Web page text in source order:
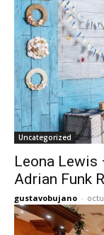
Uncategorized
Leona Lewis
Adrian Funk
gustavobujano -